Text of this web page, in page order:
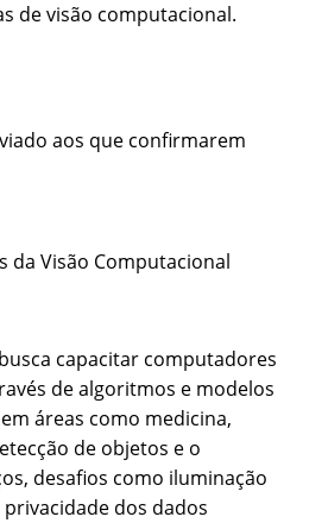
de visão computacional.
aos que confirmarem
da Visão Computacional
capacitar computadores
de algoritmos e modelos
áreas como medicina,
de objetos e o
desafios como iluminação
dos dados